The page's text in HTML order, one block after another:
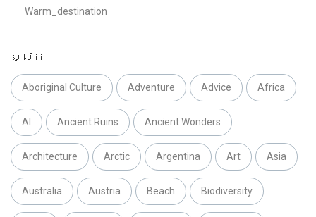
Warm_destination
ស្លាក
Aboriginal Culture Adventure Advice Africa
AI Ancient Ruins Ancient Wonders
Architecture Arctic Argentina Art Asia
Australia Austria Beach Biodiversity